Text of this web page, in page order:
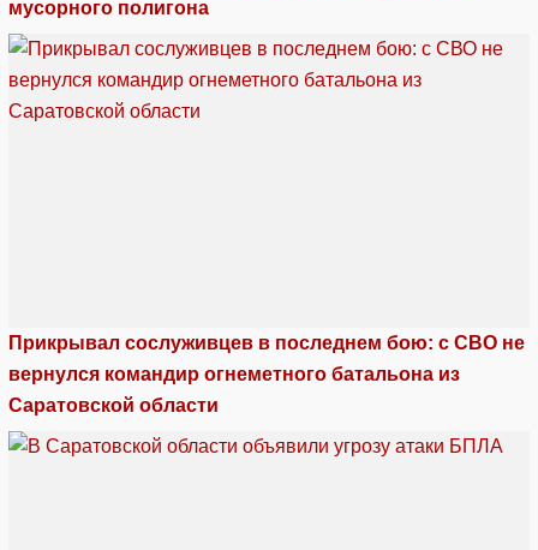
мусорного полигона
Прикрывал сослуживцев в последнем бою: с СВО не
вернулся командир огнеметного батальона из
Саратовской области